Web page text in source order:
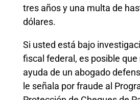
tres años y una multa de
dólares.
Si usted está bajo
fiscal federal, es posible que
ayuda de un abogado
le señala por fraude al